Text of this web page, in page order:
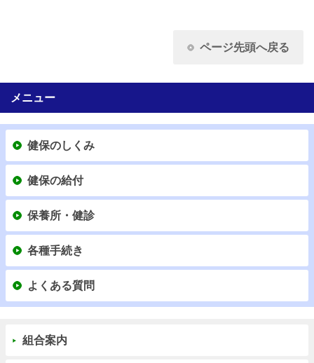
ページ先頭へ戻る
メニュー
健保のしくみ
健保の給付
保養所・健診
各種手続き
よくある質問
組合案内